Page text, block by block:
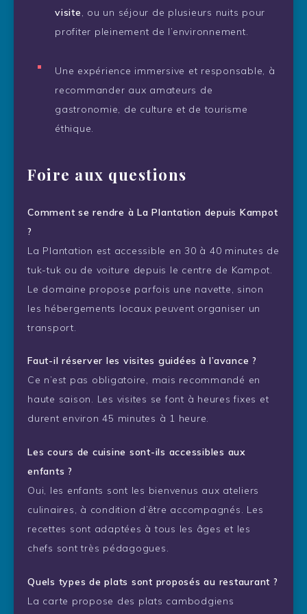
visite, ou un séjour de plusieurs nuits pour
profiter pleinement de l’environnement.
Une expérience immersive et responsable, à
recommander aux amateurs de
gastronomie, de culture et de tourisme
éthique.
Foire aux questions
Comment se rendre à La Plantation depuis Kampot
?
La Plantation est accessible en 30 à 40 minutes de
tuk-tuk ou de voiture depuis le centre de Kampot.
Le domaine propose parfois une navette, sinon
les hébergements locaux peuvent organiser un
transport.
Faut-il réserver les visites guidées à l’avance ?
Ce n’est pas obligatoire, mais recommandé en
haute saison. Les visites se font à heures fixes et
durent environ 45 minutes à 1 heure.
Les cours de cuisine sont-ils accessibles aux
enfants ?
Oui, les enfants sont les bienvenus aux ateliers
culinaires, à condition d’être accompagnés. Les
recettes sont adaptées à tous les âges et les
chefs sont très pédagogues.
Quels types de plats sont proposés au restaurant ?
La carte propose des plats cambodgiens